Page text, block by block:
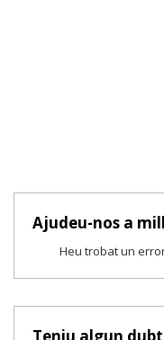
Ajudeu-nos a
Heu trobat un